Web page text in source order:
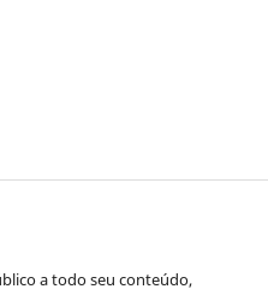
a todo seu conteúdo,